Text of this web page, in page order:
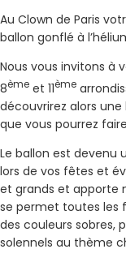
Au Clown de Paris
ballon gonflé à
Nous vous invitons à
8ème et 11ème
découvrirez alors
que vous pourrez
Le ballon est devenu
lors de vos fêtes et
et grands et apporte
se permet toutes les
des couleurs sobres,
solennels au thème